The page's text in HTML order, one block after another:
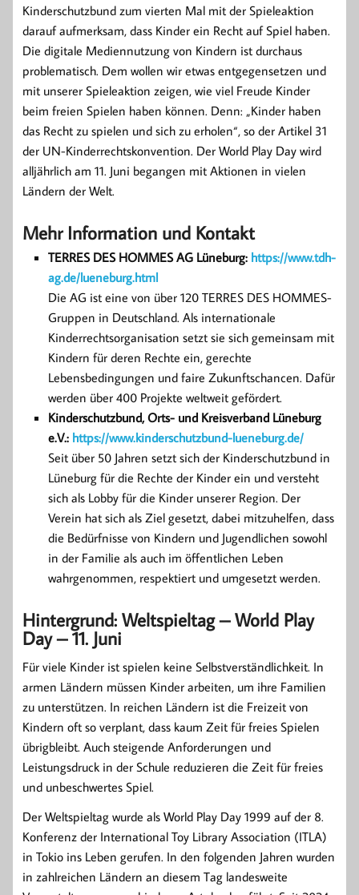
Kinderschutzbund zum vierten Mal mit der Spieleaktion
darauf aufmerksam, dass Kinder ein Recht auf Spiel haben.
Die digitale Mediennutzung von Kindern ist durchaus
problematisch. Dem wollen wir etwas entgegensetzen und
mit unserer Spieleaktion zeigen, wie viel Freude Kinder
beim freien Spielen haben können. Denn: „Kinder haben
das Recht zu spielen und sich zu erholen“, so der Artikel 31
der UN-Kinderrechtskonvention. Der World Play Day wird
alljährlich am 11. Juni begangen mit Aktionen in vielen
Ländern der Welt.
Mehr Information und Kontakt
TERRES DES HOMMES AG Lüneburg: https://www.tdh-
ag.de/lueneburg.html
Die AG ist eine von über 120 TERRES DES HOMMES-
Gruppen in Deutschland. Als internationale
Kinderrechtsorganisation setzt sie sich gemeinsam mit
Kindern für deren Rechte ein, gerechte
Lebensbedingungen und faire Zukunftschancen. Dafür
werden über 400 Projekte weltweit gefördert.
Kinderschutzbund, Orts- und Kreisverband Lüneburg
e.V.: https://www.kinderschutzbund-lueneburg.de/
Seit über 50 Jahren setzt sich der Kinderschutzbund in
Lüneburg für die Rechte der Kinder ein und versteht
sich als Lobby für die Kinder unserer Region. Der
Verein hat sich als Ziel gesetzt, dabei mitzuhelfen, dass
die Bedürfnisse von Kindern und Jugendlichen sowohl
in der Familie als auch im öffentlichen Leben
wahrgenommen, respektiert und umgesetzt werden.
Hintergrund: Weltspieltag – World Play
Day – 11. Juni
Für viele Kinder ist spielen keine Selbstverständlichkeit. In
armen Ländern müssen Kinder arbeiten, um ihre Familien
zu unterstützen. In reichen Ländern ist die Freizeit von
Kindern oft so verplant, dass kaum Zeit für freies Spielen
übrigbleibt. Auch steigende Anforderungen und
Leistungsdruck in der Schule reduzieren die Zeit für freies
und unbeschwertes Spiel.
Der Weltspieltag wurde als World Play Day 1999 auf der 8.
Konferenz der International Toy Library Association (ITLA)
in Tokio ins Leben gerufen. In den folgenden Jahren wurden
in zahlreichen Ländern an diesem Tag landesweite